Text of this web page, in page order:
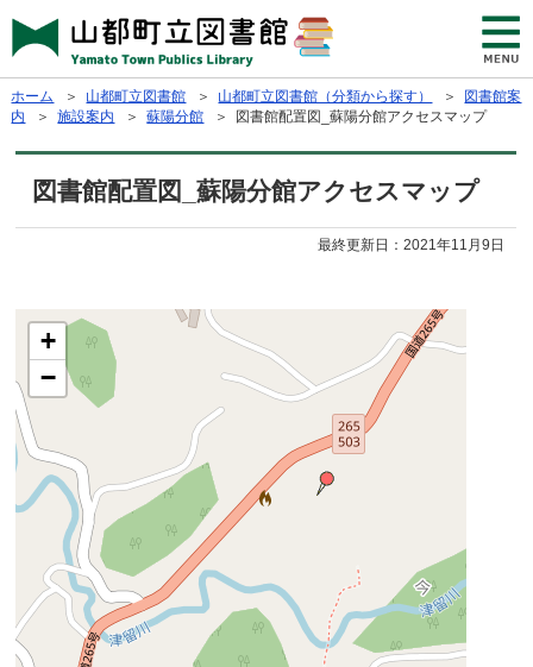
ホーム ＞ 山都町立図書館 ＞ 山都町立図書館（分類から探す） ＞
図書館案
内
＞施設案内 ＞蘇陽分館 ＞ 図書館配置図_蘇陽分館アクセスマップ
図書館配置図_蘇陽分館アクセスマップ
最終更新日：2021年11月9日